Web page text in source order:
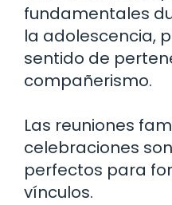
fundamentales
la adolescencia,
sentido de
compañerismo.
Las reuniones
celebraciones
perfectos para
vínculos.